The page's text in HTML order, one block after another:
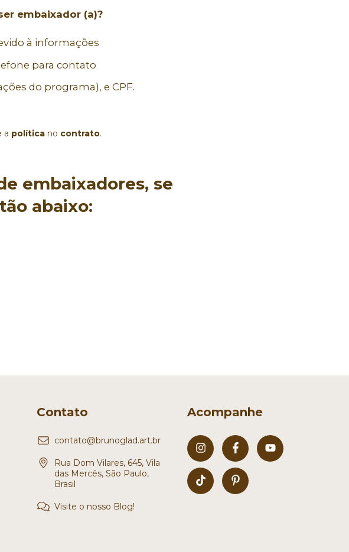
embaixador (a)?
à informações
para contato
do programa), e CPF.
a política no contrato.
embaixadores, se
abaixo:
Contato
contato@brunoglad.art.br
Rua Dom Vilares, 645, Vila
das Mercês, São Paulo,
Brasil
Visite o nosso Blog!
Acompanhe